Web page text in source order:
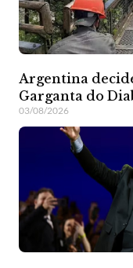
Argentina
Garganta do
03/08/2026